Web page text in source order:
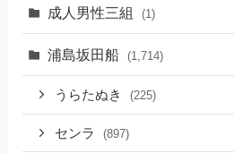
成人男性三組 (1)
浦島坂田船 (1,714)
うらたぬき (225)
センラ (897)